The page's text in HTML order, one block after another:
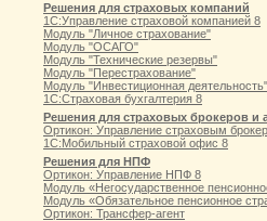
Решения для страховых компаний
1С:Управление страховой компанией 8
Модуль "Личное страхование"
Модуль "ОСАГО"
Модуль "Технические резервы"
Модуль "Перестрахование"
Модуль "Инвестиционная деятельность"
1С:Страховая бухгалтерия 8
Решения для страховых брокеров и
Ортикон: Управление страховым
1С:Мобильный страховой офис 8
Решения для НПФ
Ортикон: Управление НПФ 8
Модуль «Негосударственное
Модуль «Обязательное пенсионное
Ортикон: Трансфер-агент